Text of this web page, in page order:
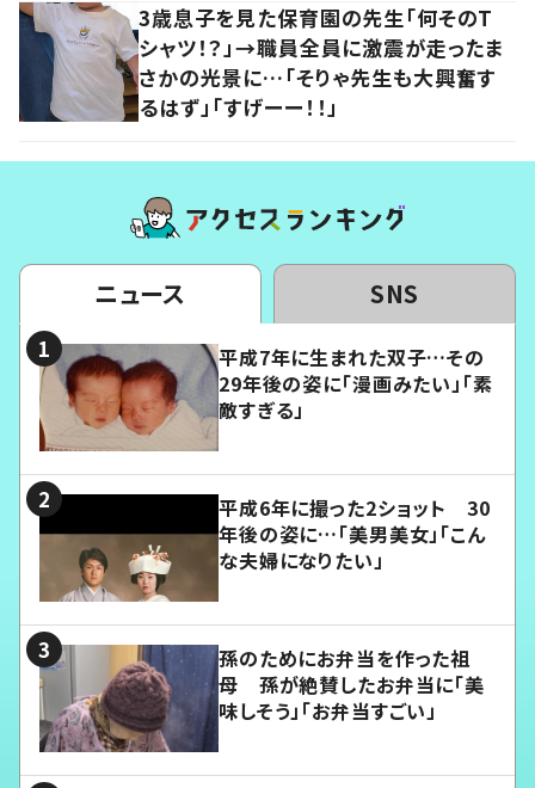
3歳息子を見た保育園の先生「何そのT
シャツ！？」→職員全員に激震が走ったま
さかの光景に…「そりゃ先生も大興奮す
るはず」「すげーー！！」
ニュース SNS
平成7年に生まれた双子…その
29年後の姿に「漫画みたい」「素
敵すぎる」
平成6年に撮った2ショット 30
年後の姿に…「美男美女」「こん
な夫婦になりたい」
孫のためにお弁当を作った祖
母 孫が絶賛したお弁当に「美
味しそう」「お弁当すごい」